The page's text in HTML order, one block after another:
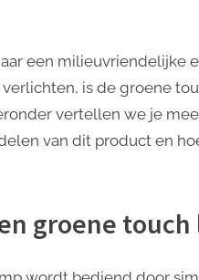
een milieuvriendelijke
is de groene
vertellen we je
van dit product en
groene touch